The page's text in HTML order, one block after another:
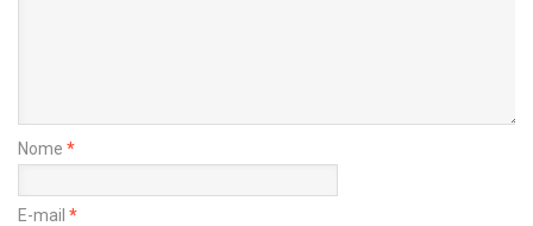
Nome *
E-mail *